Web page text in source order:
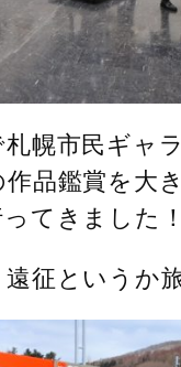
幌市民ギャ
作品鑑賞を大
てきました
征というか